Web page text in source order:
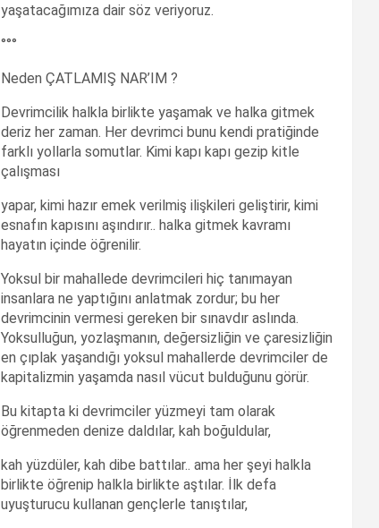
yaşatacağımıza dair söz veriyoruz.
°°°
Neden ÇATLAMIŞ NAR’IM ?
Devrimcilik halkla birlikte yaşamak ve halka gitmek
deriz her zaman. Her devrimci bunu kendi pratiğinde
farklı yollarla somutlar. Kimi kapı kapı gezip kitle
çalışması
yapar, kimi hazır emek verilmiş ilişkileri geliştirir, kimi
esnafın kapısını aşındırır.. halka gitmek kavramı
hayatın içinde öğrenilir.
Yoksul bir mahallede devrimcileri hiç tanımayan
insanlara ne yaptığını anlatmak zordur; bu her
devrimcinin vermesi gereken bir sınavdır aslında.
Yoksulluğun, yozlaşmanın, değersizliğin ve çaresizliğin
en çıplak yaşandığı yoksul mahallerde devrimciler de
kapitalizmin yaşamda nasıl vücut bulduğunu görür.
Bu kitapta ki devrimciler yüzmeyi tam olarak
öğrenmeden denize daldılar, kah boğuldular,
kah yüzdüler, kah dibe battılar.. ama her şeyi halkla
birlikte öğrenip halkla birlikte aştılar. İlk defa
uyuşturucu kullanan gençlerle tanıştılar,